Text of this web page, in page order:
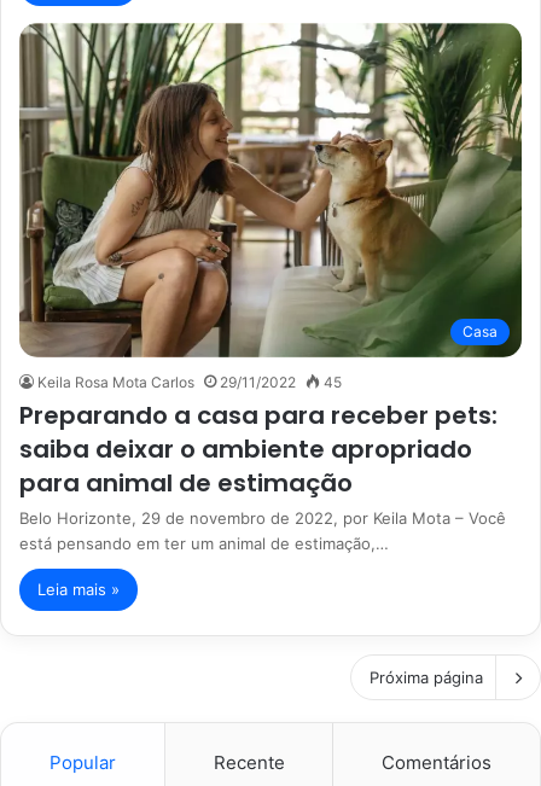
Casa
Keila Rosa Mota Carlos 29/11/2022 45
Preparando a casa para receber pets:
saiba deixar o ambiente apropriado
para animal de estimação
Belo Horizonte, 29 de novembro de 2022, por Keila Mota – Você
está pensando em ter um animal de estimação,…
Leia mais »
Próxima página
Popular Recente Comentários